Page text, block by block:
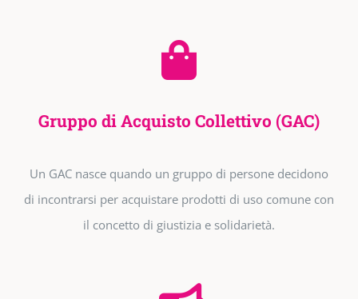
Gruppo di Acquisto Collettivo (GAC)
Un GAC nasce quando un gruppo di persone decidono
di incontrarsi per acquistare prodotti di uso comune con
il concetto di giustizia e solidarietà.